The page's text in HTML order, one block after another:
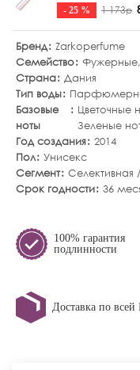
- 25 % 1 173р
Бренд Zarkoperfume
Семейство Фужерные,
Страна Дания
Тип воды
Базовые
ноты
Цветочные
Зеленые
Год создания 2014
Пол Унисекс
Сегмент Селективная
Срок годности 36
100% гарантия
подлинности
Доставка по всей